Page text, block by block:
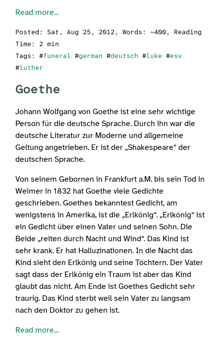
Read more...
Posted: Sat, Aug 25, 2012 , Words: ~400, Reading
Time: 2 min
Tags: #funeral #german #deutsch #luke #esv
#luther
Goethe
Johann Wolfgang von Goethe ist eine sehr wichtige
Person für die deutsche Sprache. Durch ihn war die
deutsche Literatur zur Moderne und allgemeine
Geltung angetrieben. Er ist der „Shakespeare“ der
deutschen Sprache.
Von seinem Gebornen in Frankfurt a.M. bis sein Tod in
Weimer in 1832 hat Goethe viele Gedichte
geschrieben. Goethes bekanntest Gedicht, am
wenigstens in Amerika, ist die „Erlkönig“. „Erlkönig“ ist
ein Gedicht über einen Vater und seinen Sohn. Die
Beide „reiten durch Nacht und Wind“. Das Kind ist
sehr krank. Er hat Halluzinationen. In die Nacht das
Kind sieht den Erlkönig und seine Töchtern. Der Vater
sagt dass der Erlkönig ein Traum ist aber das Kind
glaubt das nicht. Am Ende ist Goethes Gedicht sehr
traurig. Das Kind sterbt weil sein Vater zu langsam
nach den Doktor zu gehen ist.
Read more...